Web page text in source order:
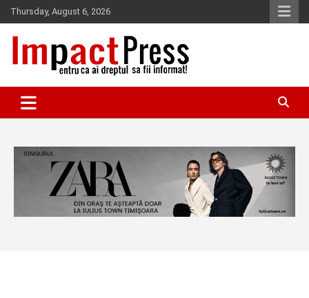
Skip
to
content
Thursday, August 6, 2026
IMPACTPRESS